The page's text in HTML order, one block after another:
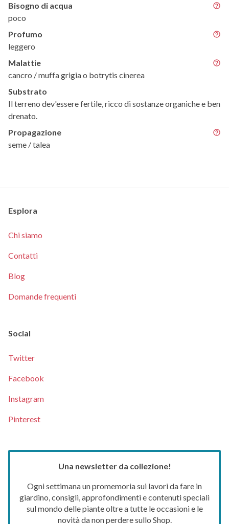
Bisogno di acqua
poco
Profumo
leggero
Malattie
cancro / muffa grigia o botrytis cinerea
Substrato
Il terreno dev'essere fertile, ricco di sostanze organiche e ben
drenato.
Propagazione
seme / talea
Esplora
Chi siamo
Contatti
Blog
Domande frequenti
Social
Twitter
Facebook
Instagram
Pinterest
Una newsletter da collezione!
Ogni settimana un promemoria sui lavori da fare in
giardino, consigli, approfondimenti e contenuti speciali
sul mondo delle piante oltre a tutte le occasioni e le
novità da non perdere sullo Shop.